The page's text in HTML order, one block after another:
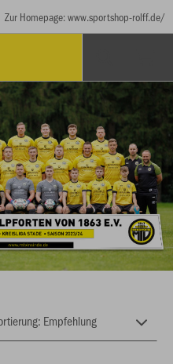
Zur Homepage: www.sportshop-rolff.de/